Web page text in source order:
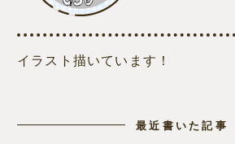
イラスト描いています！
最近書いた記事